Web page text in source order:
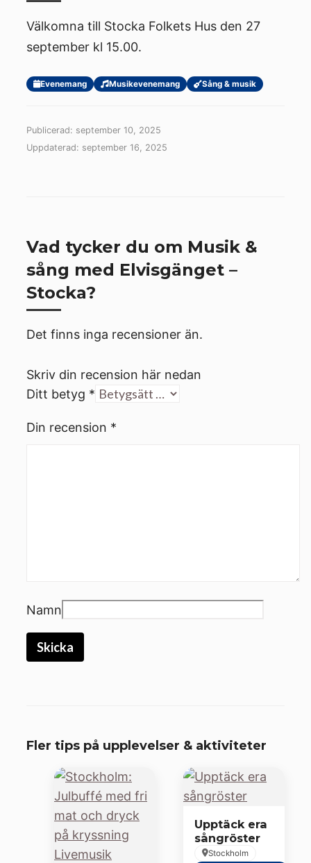
Välkomna till Stocka Folkets Hus den 27
september kl 15.00.
Evenemang Musikevenemang Sång & musik
Publicerad: september 10, 2025
Uppdaterad: september 16, 2025
Vad tycker du om Musik &
sång med Elvisgänget –
Stocka?
Det finns inga recensioner än.
Skriv din recension här nedan
Ditt betyg *
Din recension *
Namn
Fler tips på upplevelser & aktiviteter
Upptäck era
sångröster
Stockholm